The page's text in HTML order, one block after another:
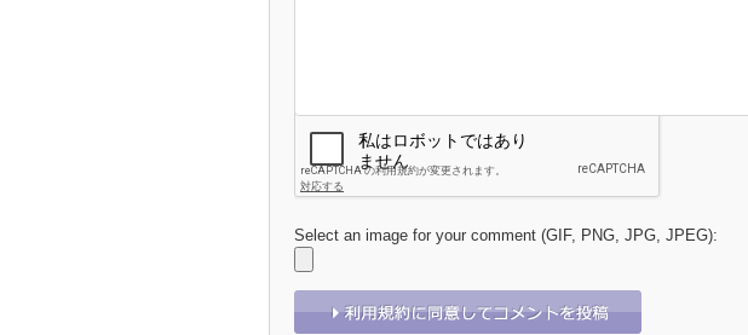
Select an image for your comment (GIF, PNG, JPG, JPEG):